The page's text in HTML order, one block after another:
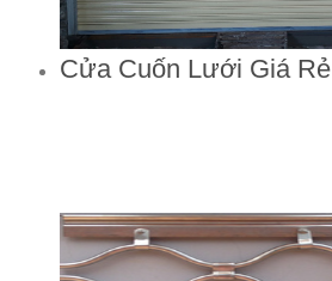
Cửa Cuốn Lưới Giá Rẻ